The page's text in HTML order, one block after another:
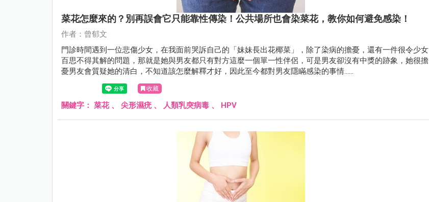
菜花怎麼來的？別再誤會它只能靠性傳染！公共場所也會染菜花，教你如何避免感染！
作者：曾郁文
門診時間遇到一位悲傷少女，在我面前哭訴自己的「妹妹長出花椰菜」，除了染病的擔憂，還有一件很令少女
百思不得其解的問題，那就是她與男友都只有對方這麼一個單一性伴侶，可是男友卻沒有中獎的跡象，她很擔
憂男友會質疑她的清白，不知道該怎麼解釋才好，因此至今都對男友隱瞞感染的事情……
收藏
關鍵字： 菜花、 尖形濕疣、 人類乳突病毒 、 HPV